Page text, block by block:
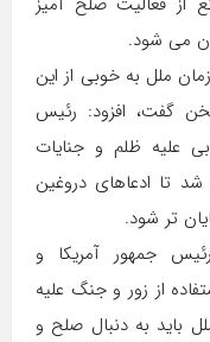
می شود.
ملل به خوبی از این
گفت، افزود: رئیس
علیه ظلم و جنایات
تا ادعاهای دروغین
تر شود.
جمهور آمریکا و
از زور و جنگ علیه
باید به دنبال صلح و